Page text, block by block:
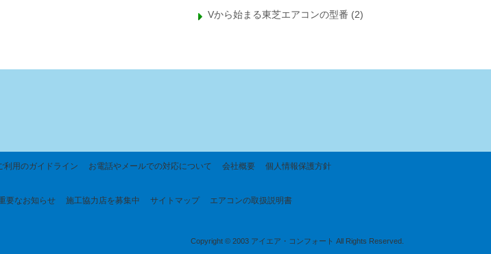
Vから始まる東芝エアコンの型番 (2)
利用のガイドライン お電話やメールでの対応について 会社概要 個人情報保護方針
要なお知らせ 施工協力店を募集中 サイトマップ エアコンの取扱説明書
Copyright © 2003 アイエア・コンフォート All Rights Reserved.